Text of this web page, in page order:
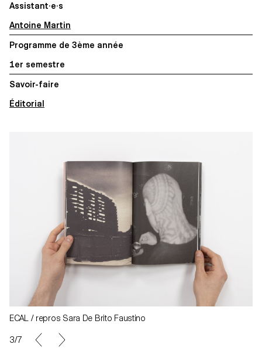
Assistant·e·s
Antoine Martin
Programme de 3ème année
1er semestre
Savoir-faire
Éditorial
ECAL / repros Sara De Brito Faustino
3/7